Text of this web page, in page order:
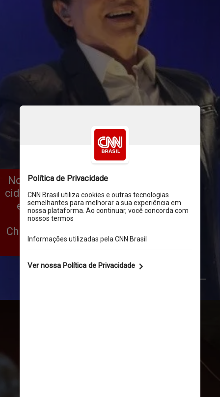
No dia do aniversário de 469 anos da
cidade de São Paulo, foi divulgado um
estudo que apontou que a música
“Evidências”, clássico da dupla
Chitãozinho e Xororó, é a música mais
tocada na capital paulista